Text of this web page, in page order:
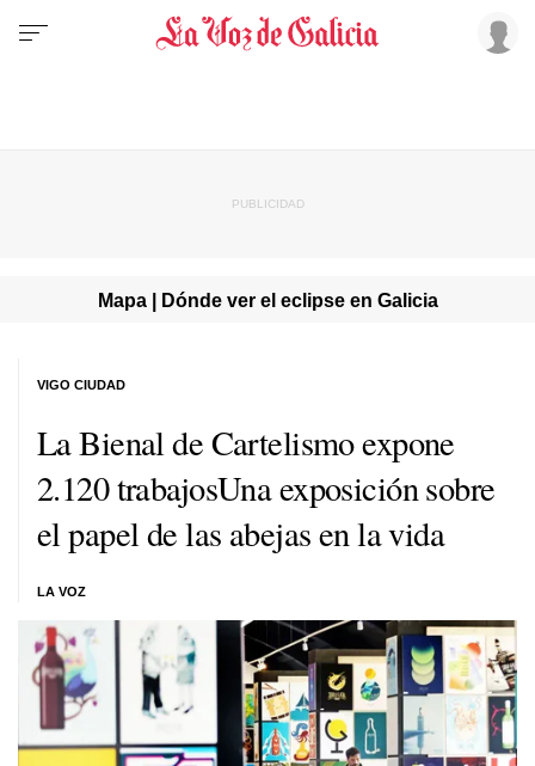
Mapa | Dónde ver el eclipse en Galicia
La Bienal de Cartelismo expone
2.120 trabajosUna exposición sobre
el papel de las abejas en la vida
LA VOZ
VIGO CIUDAD